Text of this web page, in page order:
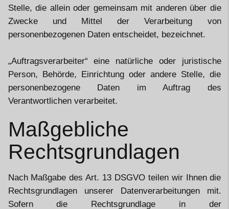
Stelle, die allein oder gemeinsam mit anderen über die
Zwecke und Mittel der Verarbeitung von
personenbezogenen Daten entscheidet, bezeichnet.
„Auftragsverarbeiter“ eine natürliche oder juristische
Person, Behörde, Einrichtung oder andere Stelle, die
personenbezogene Daten im Auftrag des
Verantwortlichen verarbeitet.
Maßgebliche
Rechtsgrundlagen
Nach Maßgabe des Art. 13 DSGVO teilen wir Ihnen die
Rechtsgrundlagen unserer Datenverarbeitungen mit.
Sofern die Rechtsgrundlage in der